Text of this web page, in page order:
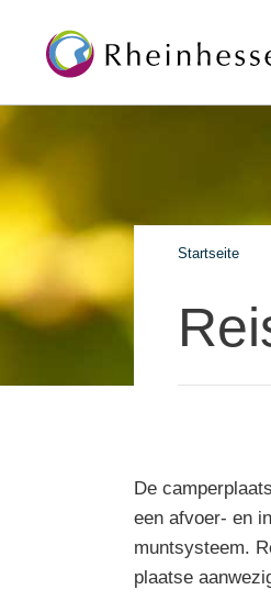
Startseite
De
een afvoer- en
muntsysteem.
plaatse